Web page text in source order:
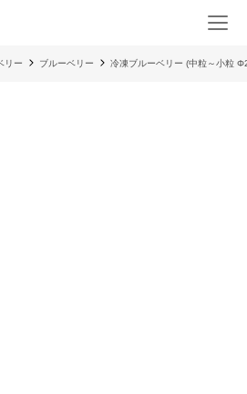
リー ブルーベリー 冷凍ブルーベリー (中粒～小粒